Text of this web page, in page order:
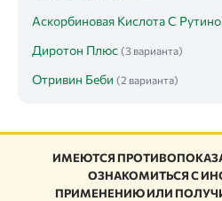
Аскорбиновая Кислота С
Диротон Плюс (3 варианта)
Отривин Беби (2 варианта)
ИМЕЮТСЯ
ОЗНАКОМИТЬСЯ С
ПРИМЕНЕНИЮ ИЛИ